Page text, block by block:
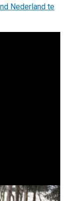
Nederland te